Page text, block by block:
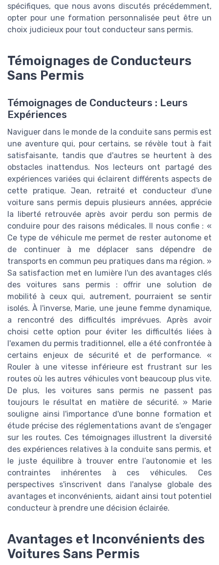
spécifiques, que nous avons discutés précédemment,
opter pour une formation personnalisée peut être un
choix judicieux pour tout conducteur sans permis.
Témoignages de Conducteurs
Sans Permis
Témoignages de Conducteurs : Leurs
Expériences
Naviguer dans le monde de la conduite sans permis est
une aventure qui, pour certains, se révèle tout à fait
satisfaisante, tandis que d'autres se heurtent à des
obstacles inattendus. Nos lecteurs ont partagé des
expériences variées qui éclairent différents aspects de
cette pratique. Jean, retraité et conducteur d'une
voiture sans permis depuis plusieurs années, apprécie
la liberté retrouvée après avoir perdu son permis de
conduire pour des raisons médicales. Il nous confie : «
Ce type de véhicule me permet de rester autonome et
de continuer à me déplacer sans dépendre de
transports en commun peu pratiques dans ma région. »
Sa satisfaction met en lumière l'un des avantages clés
des voitures sans permis : offrir une solution de
mobilité à ceux qui, autrement, pourraient se sentir
isolés. À l'inverse, Marie, une jeune femme dynamique,
a rencontré des difficultés imprévues. Après avoir
choisi cette option pour éviter les difficultés liées à
l'examen du permis traditionnel, elle a été confrontée à
certains enjeux de sécurité et de performance. «
Rouler à une vitesse inférieure est frustrant sur les
routes où les autres véhicules vont beaucoup plus vite.
De plus, les voitures sans permis ne passent pas
toujours le résultat en matière de sécurité. » Marie
souligne ainsi l'importance d'une bonne formation et
étude précise des réglementations avant de s'engager
sur les routes. Ces témoignages illustrent la diversité
des expériences relatives à la conduite sans permis, et
le juste équilibre à trouver entre l’autonomie et les
contraintes inhérentes à ces véhicules. Ces
perspectives s'inscrivent dans l'analyse globale des
avantages et inconvénients, aidant ainsi tout potentiel
conducteur à prendre une décision éclairée.
Avantages et Inconvénients des
Voitures Sans Permis